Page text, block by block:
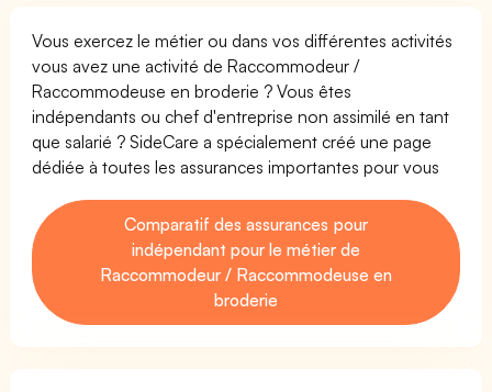
Vous exercez le métier ou dans vos différentes activités
vous avez une activité de Raccommodeur /
Raccommodeuse en broderie ? Vous êtes
indépendants ou chef d'entreprise non assimilé en tant
que salarié ? SideCare a spécialement créé une page
dédiée à toutes les assurances importantes pour vous
Comparatif des assurances pour
indépendant pour le métier de
Raccommodeur / Raccommodeuse en
broderie